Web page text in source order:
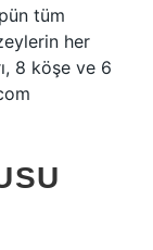
tüm
her
8 köşe ve 6